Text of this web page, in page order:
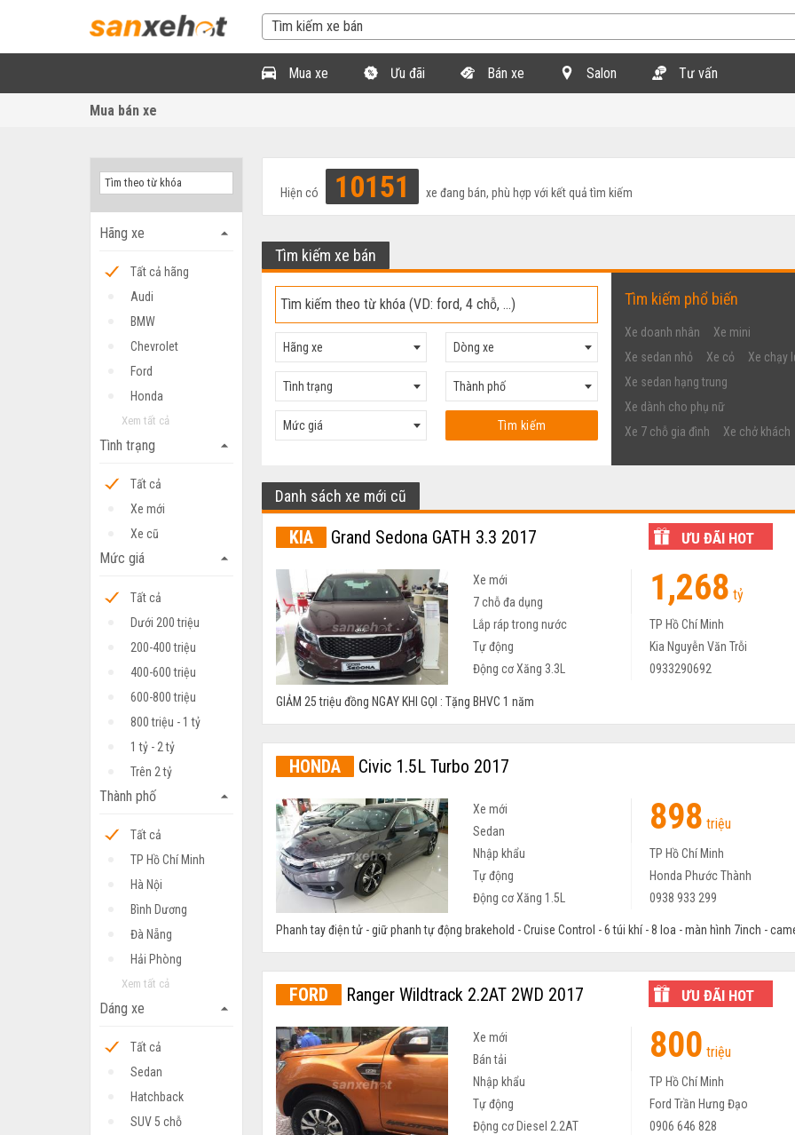
Mua xe Ưu đãi Bán xe Salon Tư vấn
Mua bán xe
arrow_drop_up
Hãng xe
Tất cả hãng
Audi
BMW
Chevrolet
Ford
Honda
Xem tất cả
arrow_drop_up
Tình trạng
Tất cả
Xe mới
Xe cũ
arrow_drop_up
Mức giá
Tất cả
Dưới 200 triệu
200-400 triệu
400-600 triệu
600-800 triệu
800 triệu - 1 tỷ
1 tỷ - 2 tỷ
Trên 2 tỷ
arrow_drop_up
Thành phố
Tất cả
TP Hồ Chí Minh
Hà Nội
Bình Dương
Đà Nẵng
Hải Phòng
Xem tất cả
arrow_drop_up
Dáng xe
Tất cả
Sedan
Hatchback
SUV 5 chỗ
Hiện có 10151 xe đang bán, phù hợp với kết quả tìm kiếm
Tìm kiếm xe bán
Hãng xe Dòng xe
Tình trạng Thành phố
Mức giá Tìm kiếm
Tìm kiếm phổ biến
Xe doanh nhân
Xe mini
Xe sedan nhỏ
Xe cỏ
Xe chạy
Xe sedan hạng trung
Xe dành cho phụ nữ
Xe 7 chỗ gia đình
Xe chở khách
Danh sách xe mới cũ
KIA Grand Sedona GATH 3.3 2017 ƯU ĐÃI HOT
Xe mới 1,268 tỷ
7 chỗ đa dụng
Lắp ráp trong nước
TP Hồ Chí Minh
Tự động
Kia Nguyễn Văn Trỗi
Động cơ Xăng 3.3L
0933290692
GIẢM 25 triệu đồng NGAY KHI GỌI : Tặng BHVC 1 năm
HONDA Civic 1.5L Turbo 2017
Xe mới 898 triệu
Sedan
Nhập khẩu
TP Hồ Chí Minh
Tự động
Honda Phước Thành
Động cơ Xăng 1.5L
0938 933 299
Phanh tay điện tử - giữ phanh tự động brakehold - Cruise Control - 6 túi khí - 8 loa - màn hình 7inch -
FORD Ranger Wildtrack 2.2AT 2WD 2017 ƯU ĐÃI HOT
Xe mới 800 triệu
Bán tải
Nhập khẩu
TP Hồ Chí Minh
Tự động
Ford Trần Hưng Đạo
Động cơ Diesel 2.2AT
0906 646 828